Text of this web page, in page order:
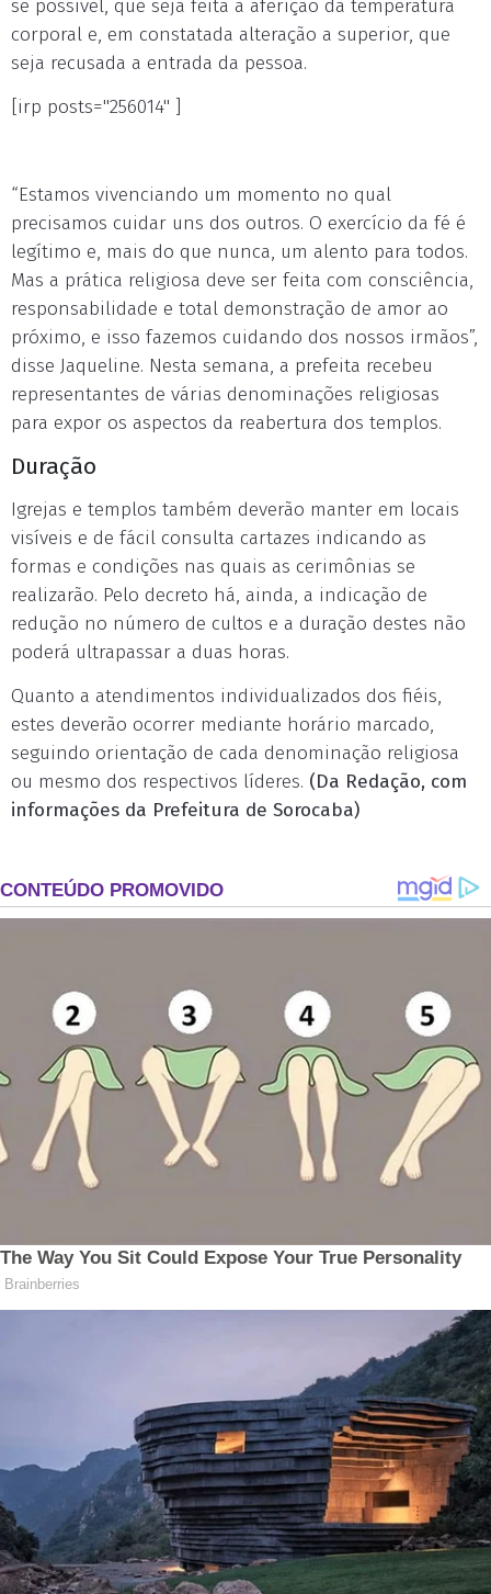
se possível, que seja feita a aferição da temperatura
corporal e, em constatada alteração a superior, que
seja recusada a entrada da pessoa.
[irp posts="256014" ]
“Estamos vivenciando um momento no qual
precisamos cuidar uns dos outros. O exercício da fé é
legítimo e, mais do que nunca, um alento para todos.
Mas a prática religiosa deve ser feita com consciência,
responsabilidade e total demonstração de amor ao
próximo, e isso fazemos cuidando dos nossos irmãos”,
disse Jaqueline. Nesta semana, a prefeita recebeu
representantes de várias denominações religiosas
para expor os aspectos da reabertura dos templos.
Duração
Igrejas e templos também deverão manter em locais
visíveis e de fácil consulta cartazes indicando as
formas e condições nas quais as cerimônias se
realizarão. Pelo decreto há, ainda, a indicação de
redução no número de cultos e a duração destes não
poderá ultrapassar a duas horas.
Quanto a atendimentos individualizados dos fiéis,
estes deverão ocorrer mediante horário marcado,
seguindo orientação de cada denominação religiosa
ou mesmo dos respectivos líderes. (Da Redação, com
informações da Prefeitura de Sorocaba)